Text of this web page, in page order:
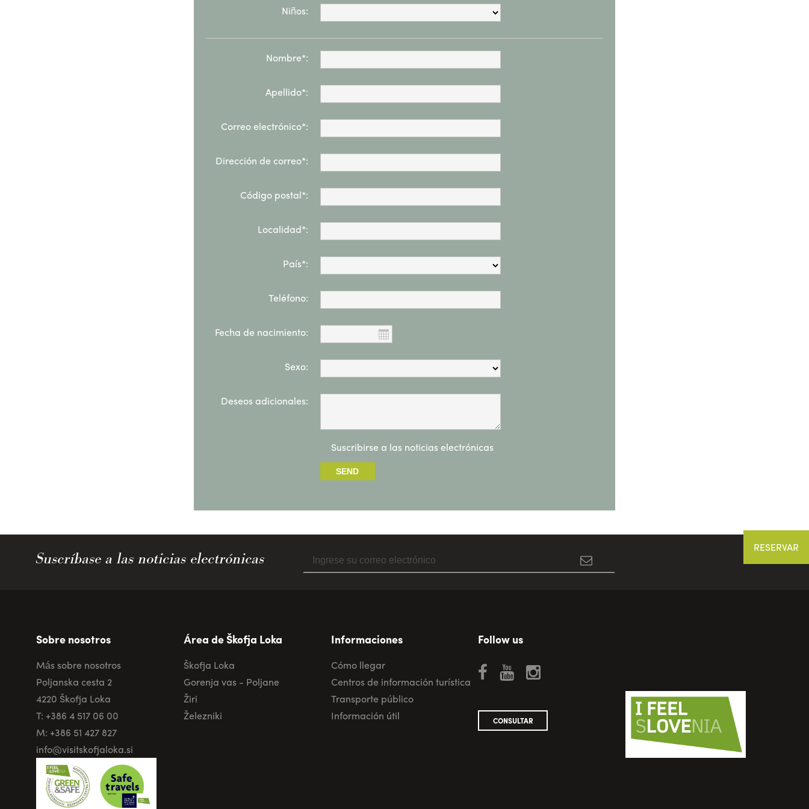
RESERVAR
Niños:
Nombre*:
Apellido*:
Correo electrónico*:
Dirección de correo*:
Código postal*:
Localidad*:
País*:
Teléfono:
Fecha de nacimiento:
Sexo:
Deseos adicionales:
Suscribirse a las noticias electrónicas
Suscríbase a las noticias electrónicas
Sobre nosotros
Más sobre nosotros
Poljanska cesta 2
4220 Škofja Loka
T: +386 4 517 06 00
M: +386 51 427 827
info@visitskofjaloka.si
Área de Škofja Loka
Škofja Loka
Gorenja vas - Poljane
Žiri
Železniki
Informaciones
Cómo llegar
Centros de información turística
Transporte público
Información útil
Follow us
CONSULTAR